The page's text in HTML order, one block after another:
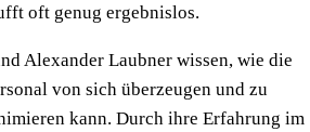
oft genug ergebnislos.
Alexander Laubner wissen, wie die
von sich überzeugen und zu
kann. Durch ihre Erfahrung im